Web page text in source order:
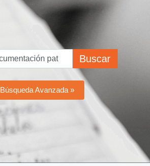
Buscar
Búsqueda Avanzada »